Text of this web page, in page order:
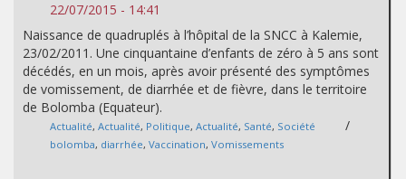
22/07/2015 - 14:41
Naissance de quadruplés à l’hôpital de la SNCC à Kalemie,
23/02/2011. Une cinquantaine d’enfants de zéro à 5 ans sont
décédés, en un mois, après avoir présenté des symptômes
de vomissement, de diarrhée et de fièvre, dans le territoire
de Bolomba (Equateur).
Actualité, Actualité, Politique, Actualité, Santé, Société /
bolomba, diarrhée, Vaccination, Vomissements